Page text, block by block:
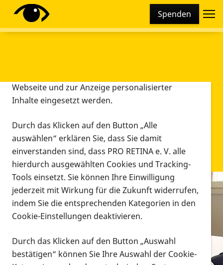
Spenden
Infomaterial
Infomaterial
Vorlesen
Diese Webseite setzt verschiedene Cookies und
Tracking-Tools ein. Dies beinhaltet Cookies und
Webseite und zur Anzeige personalisierter
Inhalte eingesetzt werden.
Durch das Klicken auf den Button „Alle
auswählen“ erklären Sie, dass Sie damit
einverstanden sind, dass PRO RETINA e. V. alle
hierdurch ausgewählten Cookies und Tracking-
Tools einsetzt. Sie können Ihre Einwilligung
jederzeit mit Wirkung für die Zukunft widerrufen,
indem Sie die entsprechenden Kategorien in den
Cookie-Einstellungen deaktivieren.
Durch das Klicken auf den Button „Auswahl
bestätigen“ können Sie Ihre Auswahl der Cookie-